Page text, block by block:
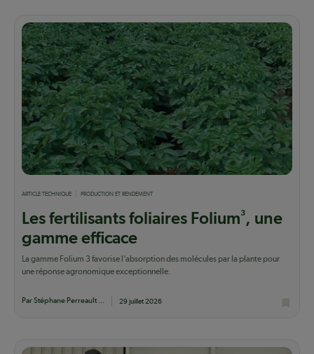
ARTICLE TECHNIQUE PRODUCTION ET RENDEMENT
Les fertilisants foliaires Folium3, une
gamme efficace
La gamme Folium 3 favorise l’absorption des molécules par la plante pour
une réponse agronomique exceptionnelle.
Par Stéphane Perreault ... 29 juillet 2026